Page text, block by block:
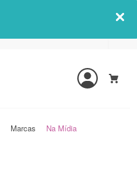
Marcas Na Mídia